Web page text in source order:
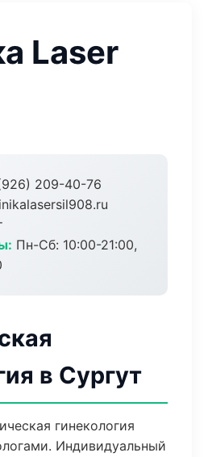
Laser
209-40-76
Пн-Сб: 10:00-21:00,
в Сургут
гинекология
Индивидуальный